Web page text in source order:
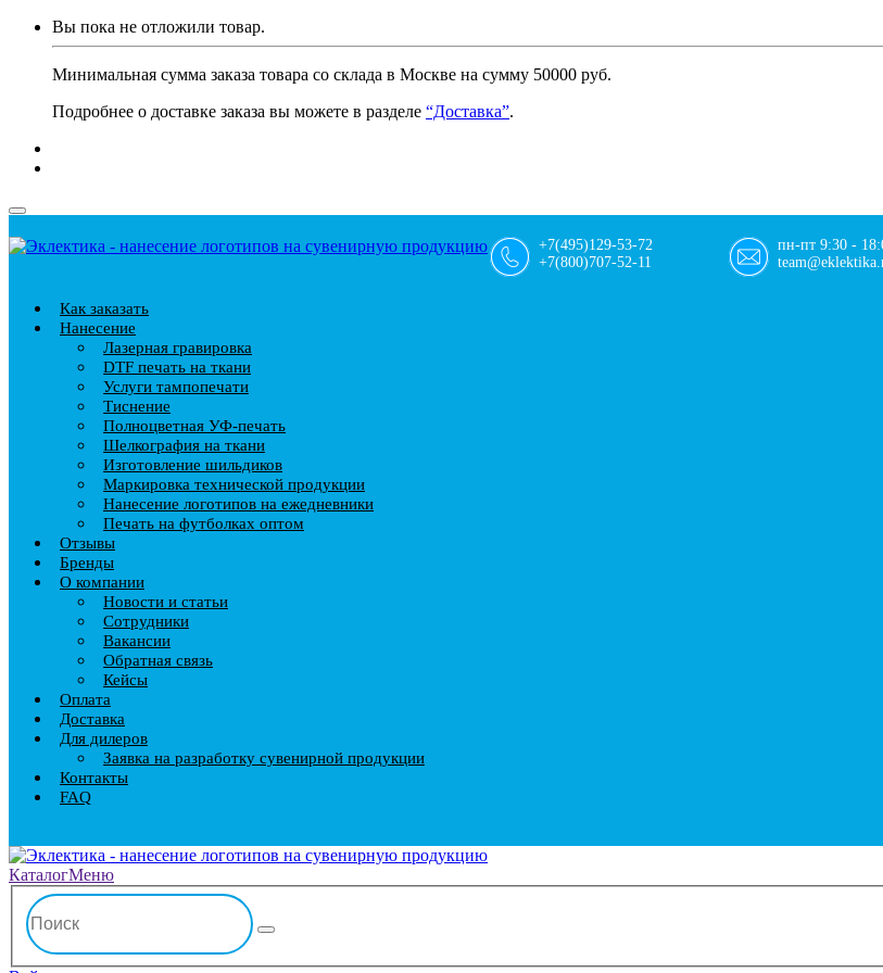
Вы пока не отложили товар.
Минимальная сумма заказа товара со склада в Москве на сумму 50000 руб.
Подробнее о доставке заказа вы можете в разделе “Доставка”.
+7(495)129-53-72
+7(800)707-52-11
пн-пт 9:30 -
Как заказать
Нанесение
Лазерная гравировка
DTF печать на ткани
Услуги тампопечати
Тиснение
Полноцветная УФ-печать
Шелкография на ткани
Изготовление шильдиков
Маркировка технической продукции
Нанесение логотипов на ежедневники
Печать на футболках оптом
Отзывы
Бренды
О компании
Новости и статьи
Сотрудники
Вакансии
Обратная связь
Кейсы
Оплата
Доставка
Для дилеров
Заявка на разработку сувенирной продукции
Контакты
FAQ
КаталогМеню